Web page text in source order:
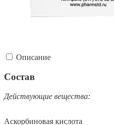
Описание
Состав
Действующие вещества:
Аскорбиновая кислота